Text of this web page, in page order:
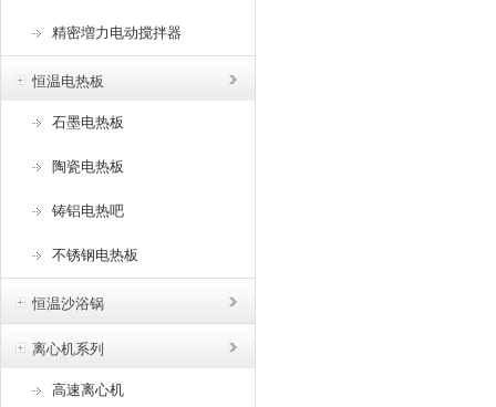
精密増力电动搅拌器
恒温电热板
石墨电热板
陶瓷电热板
铸铝电热吧
不锈钢电热板
恒温沙浴锅
离心机系列
高速离心机